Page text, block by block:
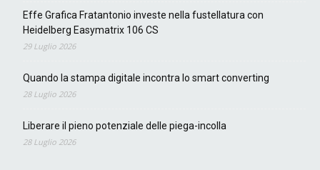
Effe Grafica Fratantonio investe nella fustellatura con
Heidelberg Easymatrix 106 CS
29 Luglio 2026
Quando la stampa digitale incontra lo smart converting
28 Luglio 2026
Liberare il pieno potenziale delle piega-incolla
28 Luglio 2026